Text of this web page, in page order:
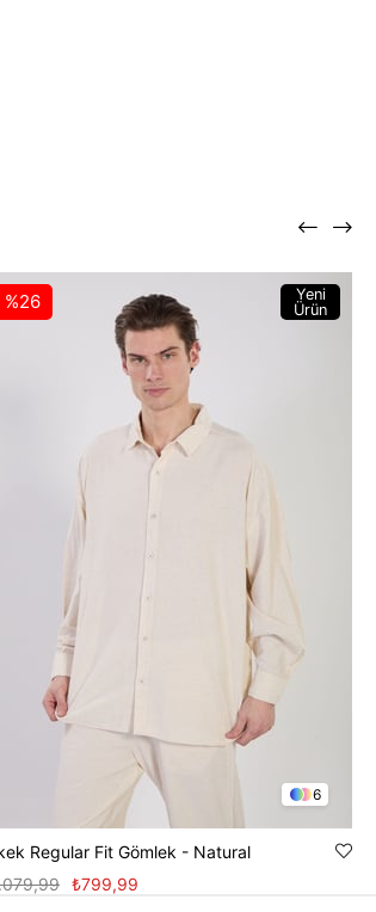
6
Regular Fit Gömlek - Natural
₺799,99
%26
Yeni
Ürün